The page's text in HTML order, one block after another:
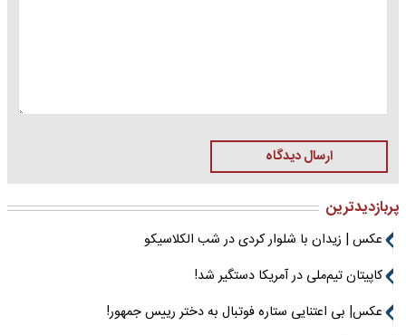
ارسال دیدگاه
پربازدیدترین
عکس | زیدان با شلوار کردی در شب الکلاسیکو
کاپیتان تیم‌ملی در آمریکا دستگیر شد!
عکس| بی اعتنایی ستاره فوتبال به دختر رییس جمهور!